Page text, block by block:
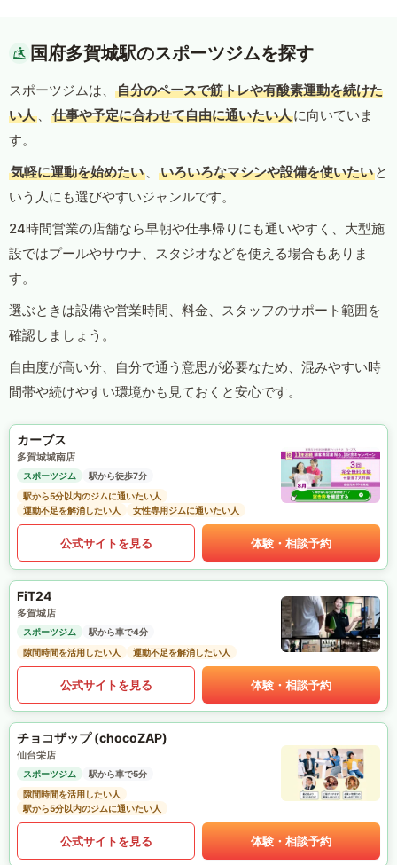
国府多賀城駅のスポーツジムを探す
スポーツジムは、
自分のペースで筋トレや有酸素運動を続けた
い人 、 仕事や予定に合わせて自由に通いたい人に向いていま
す。
気軽に運動を始めたい 、 いろいろなマシンや設備を使いたい と
いう人にも選びやすいジャンルです。
24時間営業の店舗なら早朝や仕事帰りにも通いやすく、大型施
設ではプールやサウナ、スタジオなどを使える場合もありま
す。
選ぶときは設備や営業時間、料金、スタッフのサポート範囲を
確認しましょう。
自由度が高い分、自分で通う意思が必要なため、混みやすい時
間帯や続けやすい環境かも見ておくと安心です。
カーブス
多賀城城南店
スポーツジム
駅から徒歩7分
駅から5分以内のジムに通いたい人
運動不足を解消したい人
女性専用ジムに通いたい人
公式サイトを見る 体験・相談予約
FiT24
多賀城店
スポーツジム
駅から車で4分
隙間時間を活用したい人
運動不足を解消したい人
公式サイトを見る 体験・相談予約
チョコザップ (chocoZAP)
仙台栄店
スポーツジム
駅から車で5分
隙間時間を活用したい人
駅から5分以内のジムに通いたい人
公式サイトを見る 体験・相談予約